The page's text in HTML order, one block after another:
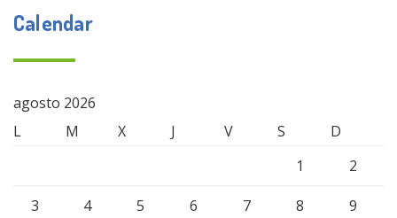
Calendar
agosto 2026
L
M X J V S
D
1
2
3 4 5 6 7 8 9